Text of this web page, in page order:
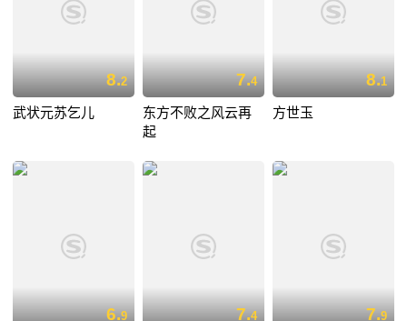
8.2
武状元苏乞儿
7.4
东方不败之风云再
起
8.1
方世玉
6.9 7.4 7.9